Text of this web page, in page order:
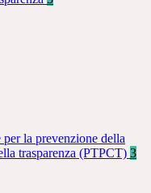
la prevenzione della
trasparenza (PTPCT) 3